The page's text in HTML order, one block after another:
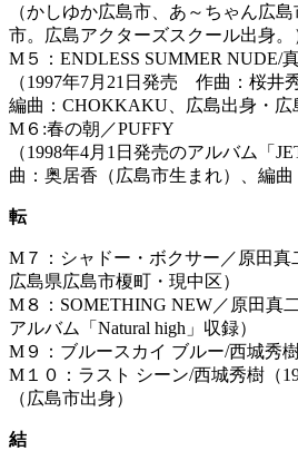
（かしゆか広島市、あ～ちゃん広
市。広島アクターズスクール出身。
M５：ENDLESS SUMMER NUDE/
（1997年7月21日発売 作曲：桜井
編曲：CHOKKAKU、広島出身・広
M６:春の朝／PUFFY
（1998年4月1日発売のアルバム「
曲：奥居香（広島市生まれ）、編曲
転
M７：シャドー・ボクサー／原田真
広島県広島市榎町・現中区）
M８：SOMETHING NEW／原田真
アルバム「Natural high」収録）
M９：ブルースカイ ブルー/西城秀樹
M１０：ラスト シーン/西城秀樹（
（広島市出身）
結